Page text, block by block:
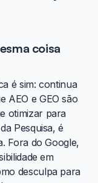
coisa
é sim: continua
AEO e GEO são
otimizar para
Pesquisa, é
Fora do Google,
em
desculpa para